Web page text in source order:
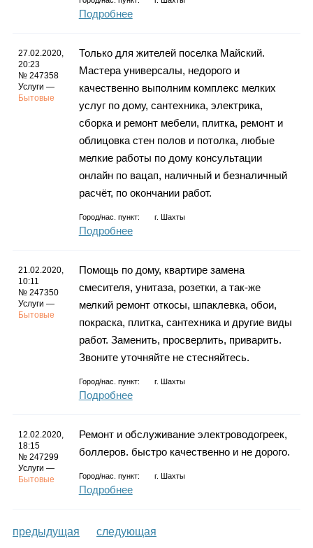
Подробнее
27.02.2020,
20:23
№ 247358
Услуги —
Бытовые
Только для жителей поселка Майский.
Мастера универсалы, недорого и
качественно выполним комплекс мелких
услуг по дому, сантехника, электрика,
сборка и ремонт мебели, плитка, ремонт и
облицовка стен полов и потолка, любые
мелкие работы по дому консультации
онлайн по вацап, наличный и безналичный
расчёт, по окончании работ.
Город/нас. пункт: г. Шахты
Подробнее
21.02.2020,
10:11
№ 247350
Услуги —
Бытовые
Помощь по дому, квартире замена
смесителя, унитаза, розетки, а так-же
мелкий ремонт откосы, шпаклевка, обои,
покраска, плитка, сантехника и другие виды
работ. Заменить, просверлить, приварить.
Звоните уточняйте не стесняйтесь.
Город/нас. пункт: г. Шахты
Подробнее
12.02.2020,
18:15
№ 247299
Услуги —
Бытовые
Ремонт и обслуживание электроводогреек,
боллеров. быстро качественно и не дорого.
Город/нас. пункт: г. Шахты
Подробнее
предыдущая следующая